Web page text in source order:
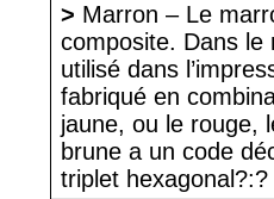
> Marron – Le
composite. Dans le
utilisé dans
fabriqué en
jaune, ou le rouge,
brune a un code
triplet